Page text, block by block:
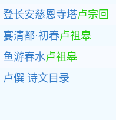
登长安慈恩寺塔卢宗回
宴清都·初春卢祖皋
鱼游春水卢祖皋
卢僎 诗文目录